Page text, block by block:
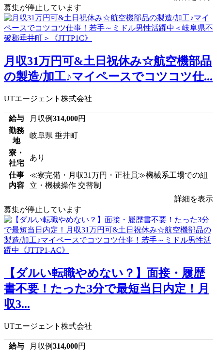
募集が停止しています
月収31万円可&土日祝休み☆航空機部品
の製造/加工♪マイペースでコツコツ仕...
UTエージェント株式会社
給与 月収例314,000円
勤務
地
岐阜県 垂井町
寮・
社宅
あり
仕事
内容
≪寮完備・月収31万円・正社員≫機械系工場での組
立・機械操作 交替制
詳細を表示
募集が停止しています
【ダルい転職やめない？】面接・履歴
書不要！たった3分で最短当日内定！月
収3...
UTエージェント株式会社
給与 月収例314,000円